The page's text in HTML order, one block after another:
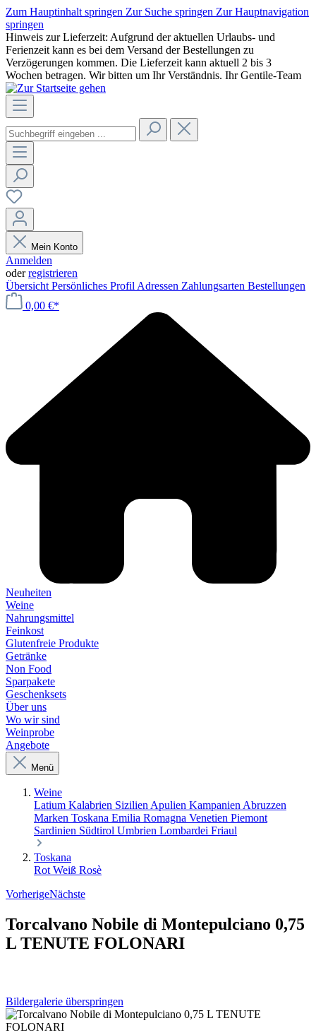
Zum Hauptinhalt springen Zur Suche springen Zur Hauptnavigation
springen
Hinweis zur Lieferzeit: Aufgrund der aktuellen Urlaubs- und
Ferienzeit kann es bei dem Versand der Bestellungen zu
Verzögerungen kommen. Die Lieferzeit kann aktuell 2 bis 3
Wochen betragen. Wir bitten um Ihr Verständnis. Ihr Gentile-Team
Mein Konto
Anmelden
oderregistrieren
Übersicht Persönliches Profil Adressen Zahlungsarten Bestellungen
0,00 €*
Neuheiten
Weine
Nahrungsmittel
Feinkost
Glutenfreie Produkte
Getränke
Non Food
Sparpakete
Geschenksets
Über uns
Wo wir sind
Weinprobe
Angebote
Menü
Weine
Latium Kalabrien Sizilien Apulien Kampanien Abruzzen
Marken Toskana Emilia Romagna Venetien Piemont
Sardinien Südtirol Umbrien Lombardei Friaul
Toskana
Rot Weiß Rosè
VorherigeNächste
Torcalvano Nobile di Montepulciano 0,75
L TENUTE FOLONARI
Bildergalerie überspringen